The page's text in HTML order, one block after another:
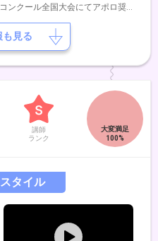
ンクール全国大会にてアポロ奨励
ンクール in ASIA 全国大会出場。
楽コンクール北九州大会第2位、
ラシック音楽コンクール全国大
セミナーIN福岡受講生。2021年
にデュオリサイタル「Stellato
ャシチック氏のマスタークラス
田絵理、貞国克己、浦川宜也、藤
巧、久保良治の各氏に、副科ピア
子の各氏に、副科ヴィオラを佐々
事。
も見る
講師
ランク
タイル